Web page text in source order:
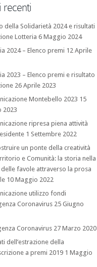
recenti
della Solidarietà 2024 e risultati
Lotteria 6 Maggio 2024
2024 – Elenco premi 12 Aprile
2023 – Elenco premi e risultato
26 Aprile 2023
Montebello 2023 15
2023
ripresa piena attività
1 Settembre 2022
un ponte della creatività
e Comunità: la storia nella
favole attraverso la prosa
10 Maggio 2022
utilizzo fondi
Coronavirus 25 Giugno
Coronavirus 27 Marzo 2020
dell’estrazione della
a premi 2019 1 Maggio